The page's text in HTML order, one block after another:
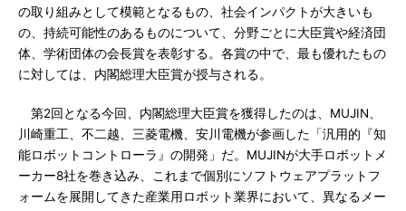
の取り組みとして模範となるもの、社会インパクトが大きいも
の、持続可能性のあるものについて、分野ごとに大臣賞や経済団
体、学術団体の会長賞を表彰する。各賞の中で、最も優れたもの
に対しては、内閣総理大臣賞が授与される。
第2回となる今回、内閣総理大臣賞を獲得したのは、MUJIN、
川崎重工、不二越、三菱電機、安川電機が参画した「汎用的『知
能ロボットコントローラ』の開発」だ。MUJINが大手ロボットメ
ーカー8社を巻き込み、これまで個別にソフトウェアプラットフ
ォームを展開してきた産業用ロボット業界において、異なるメー